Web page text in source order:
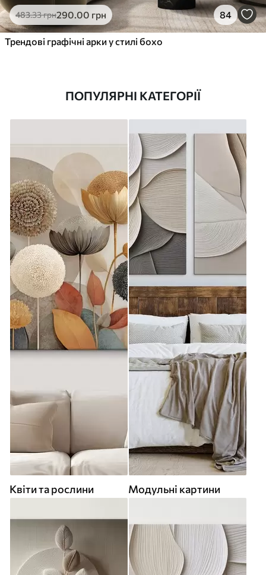
483.33грн290.00 грн 84
Трендові графічні арки у стилі бохо
ПОПУЛЯРНІ КАТЕГОРІЇ
Квіти та рослини Модульні картини